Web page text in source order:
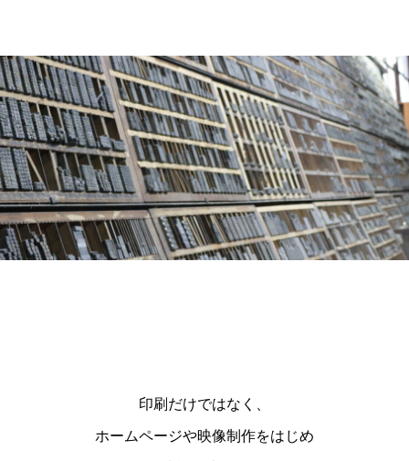
印刷だけではなく、
ホームページや映像制作をはじめ